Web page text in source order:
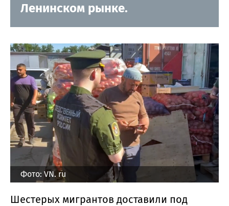
Ленинском рынке.
Фото: VN. ru
Шестерых мигрантов доставили под